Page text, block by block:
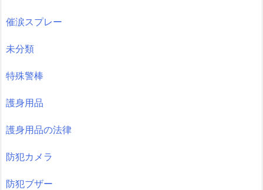
催涙スプレー
未分類
特殊警棒
護身用品
護身用品の法律
防犯カメラ
防犯ブザー